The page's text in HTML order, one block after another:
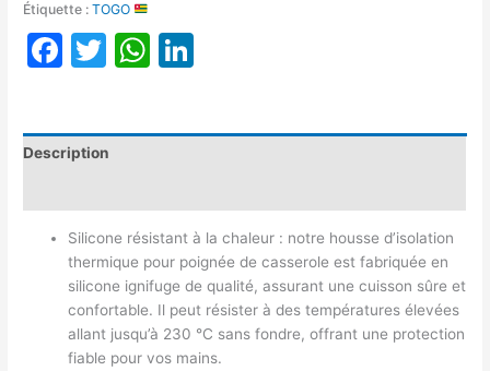
Étiquette :TOGO
Facebook
TwitterWhatsApp
Description
Silicone résistant à la chaleur : notre housse d’isolation
thermique pour poignée de casserole est fabriquée en
silicone ignifuge de qualité, assurant une cuisson sûre et
confortable. Il peut résister à des températures élevées
allant jusqu’à 230 °C sans fondre, offrant une protection
fiable pour vos mains.